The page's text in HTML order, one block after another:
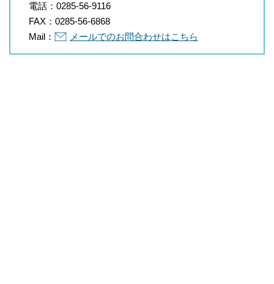
電話： 0285-56-9116
FAX： 0285-56-6868
Mail：
メールでのお問合わせはこちら